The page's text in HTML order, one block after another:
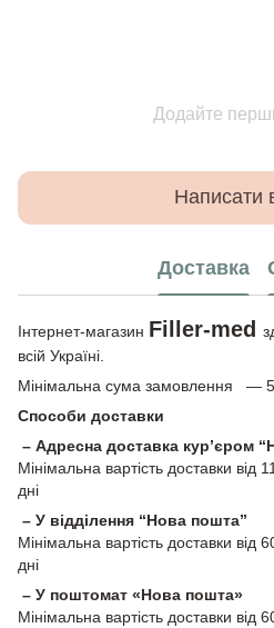
Додайте
Написати
Доставка
Інтернет-магазин Filler-med
всій Україні.
Мінімальна сума замовлення —
Способи доставки
– Адресна доставка кур’єром
Мінімальна вартість доставки від
дні
– У відділення “Нова пошта”
Мінімальна вартість доставки від
дні
– У поштомат «Нова пошта»
Мінімальна вартість доставки від